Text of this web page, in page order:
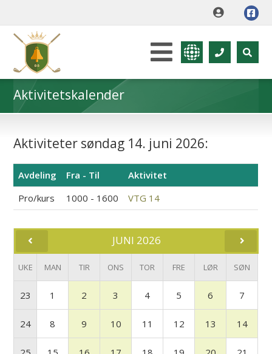
Aktivitetskalender
Aktiviteter søndag 14. juni 2026:
Avdeling Fra - Til
Aktivitet
Pro/kurs
1000 - 1600 VTG 14
JUNI 2026
UKE MAN TIR ONS TOR FRE LØR SØN
23 1 2 3 4 5 6 7
24 8 9 10 11 12 13 14